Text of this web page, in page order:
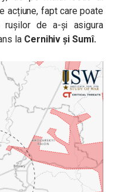
acțiune, fapt care poate
rușilor de a-și asigura
laCernihiv și Sumî.